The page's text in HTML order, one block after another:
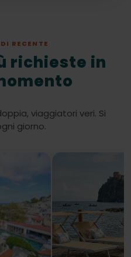
RECENTE
richieste in
viaggiatori veri. Si
giorno.